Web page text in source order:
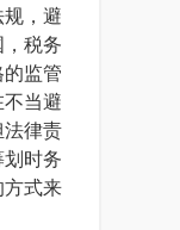
，避
税务
监管
当避
法律责
时务
方式来